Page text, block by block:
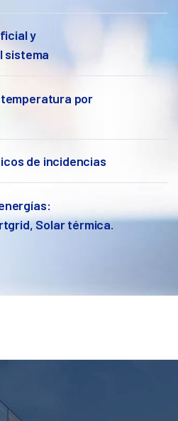
y
sistema
por
de incidencias
Solar térmica.